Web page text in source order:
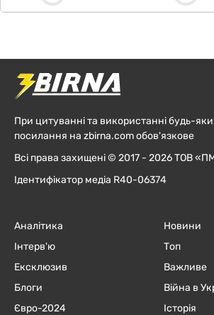
При цитуванні та використанні будь-
посилання на zbirna.com обов'язкове
Всі права захищені © 2017 - 2026 ТОВ
Ідентифікатор медіа R40-06374
Аналітика
Інтерв'ю
Ексклюзив
Блоги
Євро-2024
Новини
Топ
Важливе
Війна в
Історія